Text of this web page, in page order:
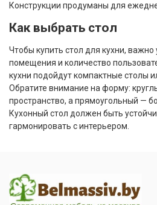
Конструкции продуманы для
Как выбрать стол
Чтобы купить стол для кухни,
помещения и количество
кухни подойдут компактные столы
Обратите внимание на форму:
пространство, а прямоугольный —
Кухонный стол должен быть
гармонировать с интерьером.